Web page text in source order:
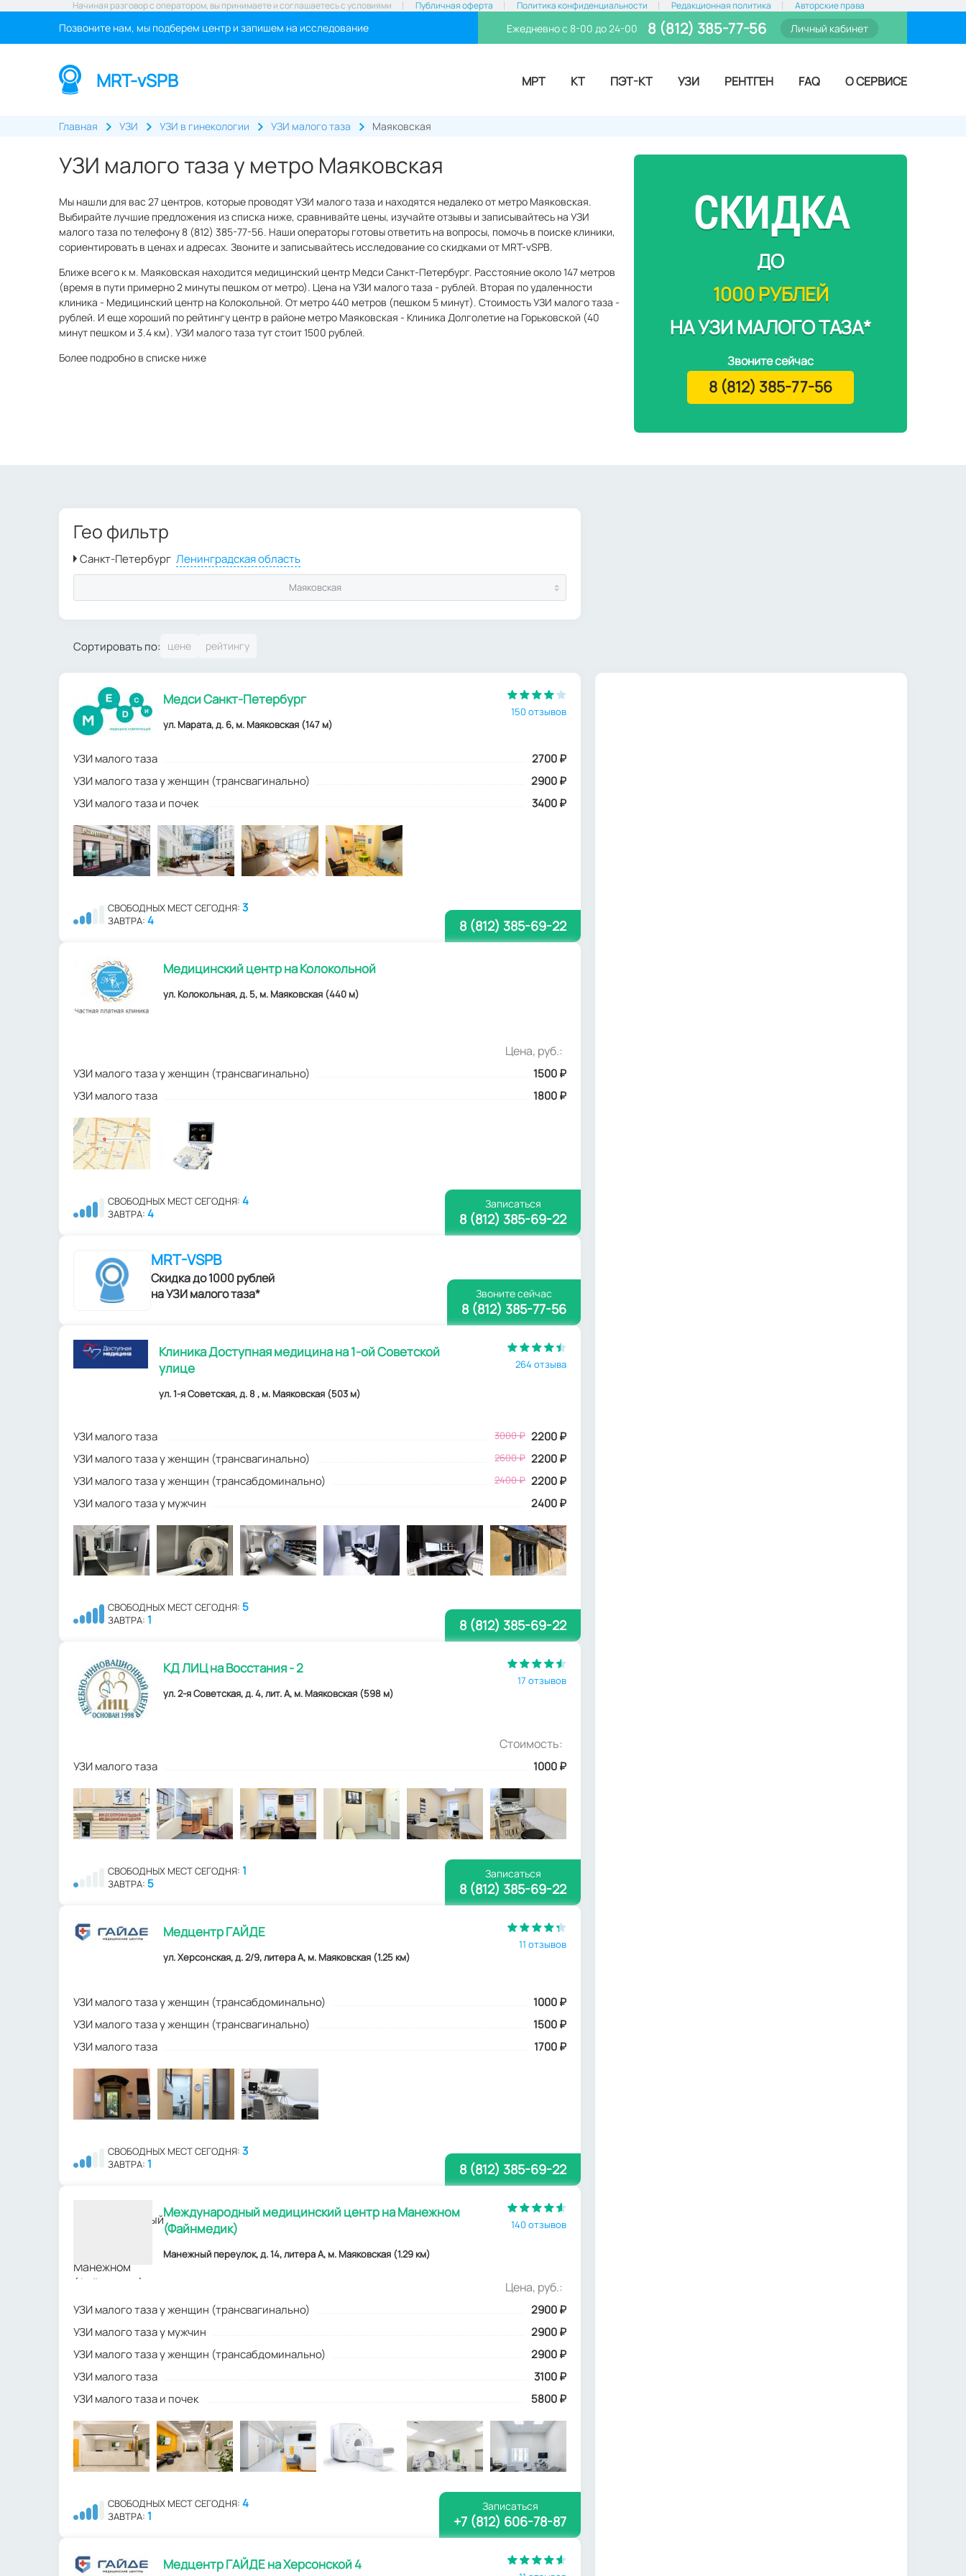
Начиная разговор с оператором, вы принимаете и соглашаетесь с условиями Публичная оферта Политика конфиденциальности Редакционная политика Авторские права
Позвоните нам, мы подберем центр и запишем на исследование Ежедневно с 8-00 до 24-00 8 (812) 385-77-56 Личный кабинет
MRT-vSPB МРТ КТ ПЭТ-КТ УЗИ РЕНТГЕН FAQ О СЕРВИСЕ
Главная УЗИ УЗИ в гинекологии УЗИ малого таза Маяковская
УЗИ малого таза у метро Маяковская
Мы нашли для вас 27 центров, которые проводят УЗИ малого таза и находятся недалеко от метро Маяковская.
Выбирайте лучшие предложения из списка ниже, сравнивайте цены, изучайте отзывы и записывайтесь на УЗИ
малого таза по телефону 8 (812) 385-77-56. Наши операторы готовы ответить на вопросы, помочь в поиске клиники,
сориентировать в ценах и адресах. Звоните и записывайтесь исследование со скидками от MRT-vSPB.
Ближе всего к м. Маяковская находится медицинский центр Медси Санкт-Петербург. Расстояние около 147 метров
(время в пути примерно 2 минуты пешком от метро). Цена на УЗИ малого таза - рублей. Вторая по удаленности
клиника - Медицинский центр на Колокольной. От метро 440 метров (пешком 5 минут). Стоимость УЗИ малого таза -
рублей. И еще хороший по рейтингу центр в районе метро Маяковская - Клиника Долголетие на Горьковской (40
минут пешком и 3.4 км). УЗИ малого таза тут стоит 1500 рублей.
Более подробно в списке ниже
СКИДКА
ДО
1000 РУБЛЕЙ
НА УЗИ МАЛОГО ТАЗА*
Звоните сейчас
8 (812) 385-77-56
Гео фильтр
Маяковская
Сортировать по:
Медси Санкт-Петербург
ул. Марата, д. 6, м. Маяковская (147 м)
150 отзывов
УЗИ малого таза 2700₽
УЗИ малого таза у женщин (трансвагинально)
2900 ₽
УЗИ малого таза и почек
3400 ₽
СВОБОДНЫХ МЕСТ СЕГОДНЯ: 3
ЗАВТРА: 4 8 (812) 385-69-22
Медицинский центр на Колокольной
ул. Колокольная, д. 5, м. Маяковская (440 м)
Цена, руб.:
УЗИ малого таза у женщин (трансвагинально) 1500₽
УЗИ малого таза
1800 ₽
СВОБОДНЫХ МЕСТ СЕГОДНЯ: 4
ЗАВТРА: 4
Записаться
8 (812) 385-69-22
MRT-VSPB
Скидка до 1000 рублей
на УЗИ малого таза*
Звоните сейчас
8 (812) 385-77-56
Клиника Доступная медицина на 1-ой Советской
улице
ул. 1-я Советская, д. 8 , м. Маяковская (503 м)
264 отзыва
УЗИ малого таза 3000₽ 2200₽
УЗИ малого таза у женщин (трансвагинально)
2600 ₽ 2200 ₽
УЗИ малого таза у женщин (трансабдоминально)
2400 ₽ 2200 ₽
УЗИ малого таза у мужчин
2400 ₽
СВОБОДНЫХ МЕСТ СЕГОДНЯ: 5
ЗАВТРА: 1 8 (812) 385-69-22
КД ЛИЦ на Восстания - 2
ул. 2-я Советская, д. 4, лит. А, м. Маяковская (598 м)
17 отзывов
Стоимость:
УЗИ малого таза 1000₽
СВОБОДНЫХ МЕСТ СЕГОДНЯ: 1
ЗАВТРА: 5
Записаться
8 (812) 385-69-22
Медцентр ГАЙДЕ
ул. Херсонская, д. 2/9, литера А, м. Маяковская (1.25 км)
11 отзывов
УЗИ малого таза у женщин (трансабдоминально) 1000₽
УЗИ малого таза у женщин (трансвагинально)
1500 ₽
УЗИ малого таза
1700 ₽
СВОБОДНЫХ МЕСТ СЕГОДНЯ: 3
ЗАВТРА: 1 8 (812) 385-69-22
Международный медицинский центр на Манежном
(Файнмедик)
Манежный переулок, д. 14, литера А, м. Маяковская (1.29 км)
140 отзывов
Цена, руб.:
УЗИ малого таза у женщин (трансвагинально) 2900₽
УЗИ малого таза у мужчин
2900 ₽
УЗИ малого таза у женщин (трансабдоминально)
2900 ₽
УЗИ малого таза
3100 ₽
УЗИ малого таза и почек
5800 ₽
СВОБОДНЫХ МЕСТ СЕГОДНЯ: 4
ЗАВТРА: 1
Записаться
+7 (812) 606-78-87
Медцентр ГАЙДЕ на Херсонской 4